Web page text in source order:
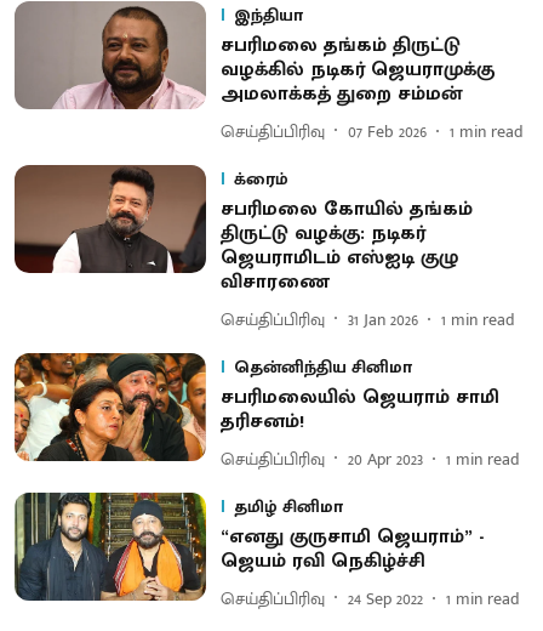
இந்தியா
சபரிமலை தங்கம் திருட்டு
வழக்கில் நடிகர் ஜெயராமுக்கு
அமலாக்கத் துறை சம்மன்
செய்திப்பிரிவு 07 Feb 2026 1 min read
க்ரைம்
சபரிமலை கோயில் தங்கம்
திருட்டு வழக்கு: நடிகர்
ஜெயராமிடம் எஸ்ஐடி குழு
விசாரணை
செய்திப்பிரிவு 31 Jan 2026 1 min read
தென்னிந்திய சினிமா
சபரிமலையில் ஜெயராம் சாமி
தரிசனம்!
செய்திப்பிரிவு 20 Apr 2023 1 min read
தமிழ் சினிமா
“எனது குருசாமி ஜெயராம்” -
ஜெயம் ரவி நெகிழ்ச்சி
செய்திப்பிரிவு 24 Sep 2022 1 min read